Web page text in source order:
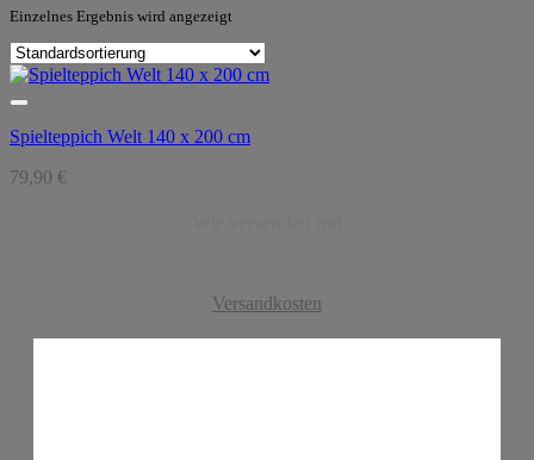
Einzelnes Ergebnis wird angezeigt
Spielteppich Welt 140 x 200 cm
79,90 €
Versandkosten